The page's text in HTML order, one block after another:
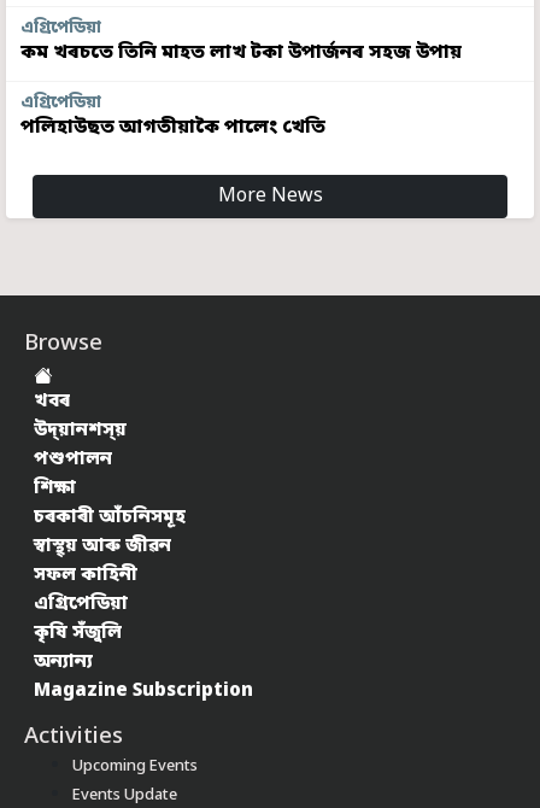
এগ্ৰিপেডিয়া
কম খৰচতে তিনি মাহত লাখ টকা উপাৰ্জনৰ সহজ উপায়
এগ্ৰিপেডিয়া
পলিহাউছত আগতীয়াকৈ পালেং খেতি
More News
Browse
খবৰ
উদ্য়ানশস্য়
পশুপালন
শিক্ষা
চৰকাৰী আঁচনিসমূহ
স্বাস্থ্য় আৰু জীৱন
সফল কাহিনী
এগ্ৰিপেডিয়া
কৃষি সঁজুলি
অন্যান্য
Magazine Subscription
Activities
Upcoming Events
Events Update